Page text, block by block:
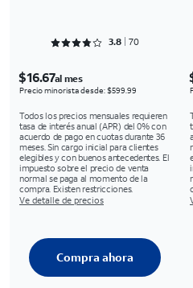
Rated 3.8429 out of 5
3.8 70
$16.67al mes
Precio minorista desde: $599.99
Todos los precios mensuales requieren
tasa de interés anual (APR) del 0% con
acuerdo de pago en cuotas durante 36
meses. Sin cargo inicial para clientes
elegibles y con buenos antecedentes. El
impuesto sobre el precio de venta
normal se paga al momento de la
compra. Existen restricciones.
Ve detalle de precios
Compra ahora